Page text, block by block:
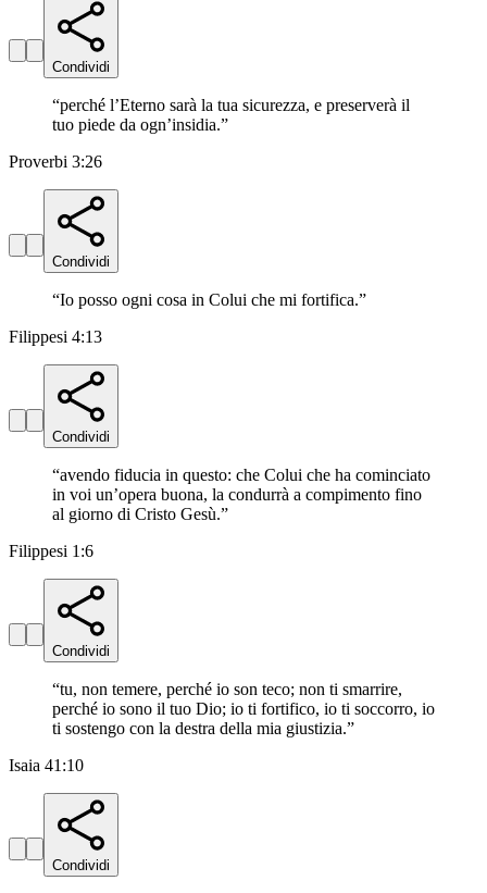
Condividi
“perché l’Eterno sarà la tua sicurezza, e preserverà il
tuo piede da ogn’insidia.”
Proverbi 3:26
Condividi
“Io posso ogni cosa in Colui che mi fortifica.”
Filippesi 4:13
Condividi
“avendo fiducia in questo: che Colui che ha cominciato
in voi un’opera buona, la condurrà a compimento fino
al giorno di Cristo Gesù.”
Filippesi 1:6
Condividi
“tu, non temere, perché io son teco; non ti smarrire,
perché io sono il tuo Dio; io ti fortifico, io ti soccorro, io
ti sostengo con la destra della mia giustizia.”
Isaia 41:10
Condividi